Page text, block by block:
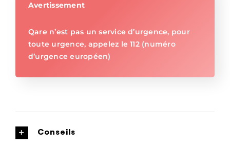
Avertissement
Qare n’est pas un service d’urgence, pour
toute urgence, appelez le 112 (numéro
d’urgence européen)
Conseils